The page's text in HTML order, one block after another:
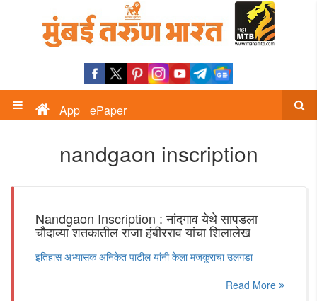
App ePaper
nandgaon inscription
Nandgaon Inscription : नांदगाव येथे सापडला
चौदाव्या शतकातील राजा हंबीरराव यांचा शिलालेख
इतिहास अभ्यासक अनिकेत पाटील यांनी केला मजकूराचा उलगडा
Read More